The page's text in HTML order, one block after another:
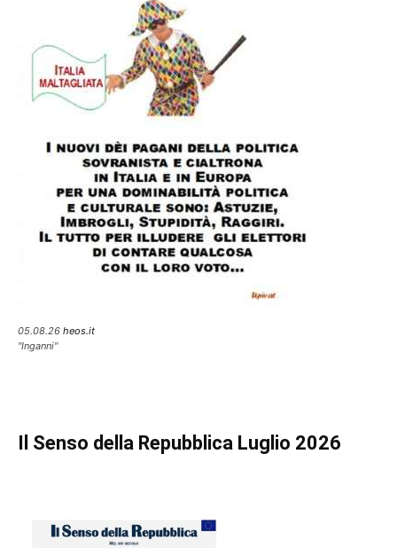
05.08.26 heos.it
"Inganni"
Il Senso della Repubblica Luglio 2026